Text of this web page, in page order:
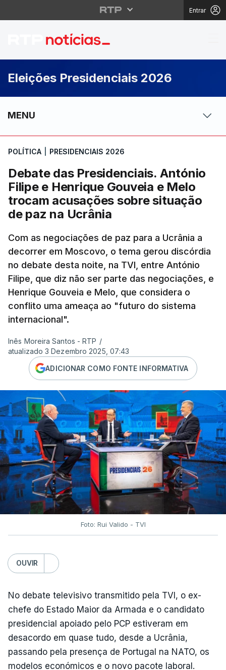
Entrar
Debate das
Eleições Presidenciais 2026
MENU
POLÍTICA PRESIDENCIAIS 2026
Debate das Presidenciais. António
Filipe e Henrique Gouveia e Melo
trocam acusações sobre situação
de paz na Ucrânia
Com as negociações de paz para a Ucrânia a
decorrer em Moscovo, o tema gerou discórdia
no debate desta noite, na TVI, entre António
Filipe, que diz não ser parte das negociações, e
Henrique Gouveia e Melo, que considera o
conflito uma ameaça ao "futuro do sistema
internacional".
Inês Moreira Santos - RTP /
atualizado 3 Dezembro 2025, 07:43
ADICIONAR COMO FONTE INFORMATIVA
Foto: Rui Valido - TVI
OUVIR
No debate televisivo transmitido pela TVI, o ex-
chefe do Estado Maior da Armada e o candidato
presidencial apoiado pelo PCP estiveram em
desacordo em quase tudo, desde a Ucrânia,
passando pela presença de Portugal na NATO, os
modelos económicos e o novo pacote laboral.